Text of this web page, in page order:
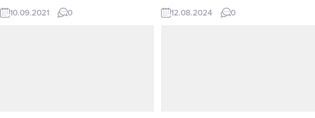
Başkanlığında yapıldı.
10.09.2021 0
katkılarda bulunan Güzelce Süt
Ürünleri Tesisi'ni ziyaret etti.
12.08.2024 0